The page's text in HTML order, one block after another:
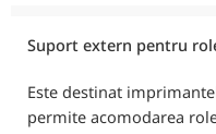
Suport extern pentru
Este destinat
permite acomodarea